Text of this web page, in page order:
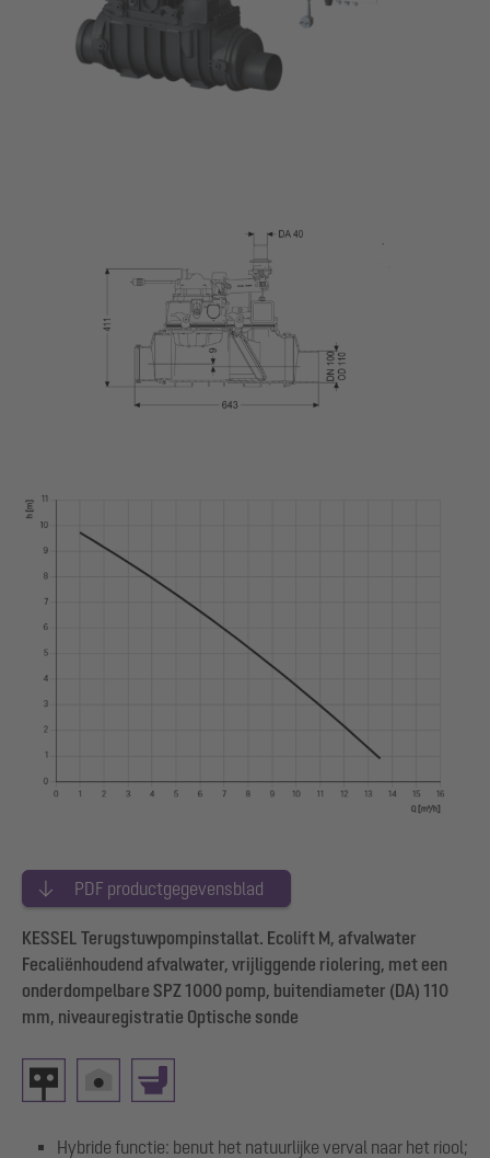
PDF productgegevensblad
KESSEL Terugstuwpompinstallat. Ecolift M, afvalwater
Fecaliënhoudend afvalwater, vrijliggende riolering, met een
onderdompelbare SPZ 1000 pomp, buitendiameter (DA) 110
mm, niveauregistratie Optische sonde
Hybride functie: benut het natuurlijke verval naar het riool;